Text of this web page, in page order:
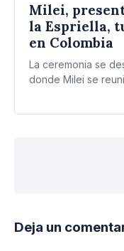
Milei,
la Espriella,
en Colombia
La ceremonia se
donde Milei se
Deja un